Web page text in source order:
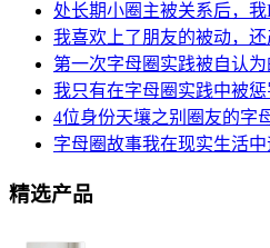
处长期小圈主被关系后，我
我喜欢上了朋友的被动，
第一次字母圈实践被自认
我只有在字母圈实践中被
4位身份天壤之别圈友的字
字母圈故事我在现实生活
精选产品